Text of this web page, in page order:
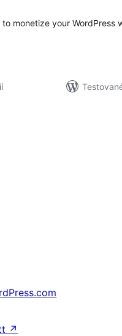
monetize your
↗